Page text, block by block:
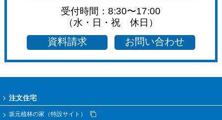
受付時間：8:30〜17:00
（水・日・祝 休日）
資料請求 お問い合わせ
注文住宅
坂元植林の家（特設サイト）